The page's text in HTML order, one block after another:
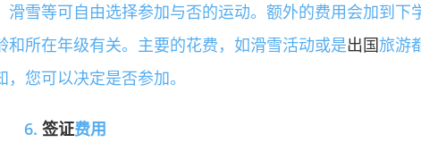
雪等可自由选择参加与否的运动。额外的费用会加到下
所在年级有关。主要的花费，如滑雪活动或是出国旅游
，您可以决定是否参加。
6. 签证费用